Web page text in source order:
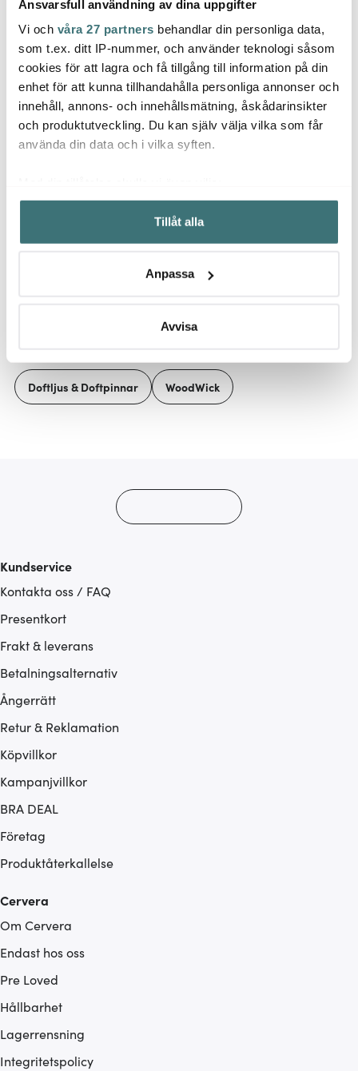
Ansvarsfull användning av dina uppgifter
Vi och våra 27 partners behandlar din personliga data,
som t.ex. ditt IP-nummer, och använder teknologi såsom
cookies för att lagra och få tillgång till information på din
enhet för att kunna tillhandahålla personliga annonser och
innehåll, annons- och innehållsmätning, åskådarinsikter
och produktutveckling. Du kan själv välja vilka som får
använda din data och i vilka syften.
Samla in information om din geografiska plats som
kan ha en noggrannhet på upp till flera meter
Identifiera din enhet genom att aktivt skanna den för
Ta reda på mer om hur dina personliga uppgifter
Du kan ändra eller dra tillbaka ditt samtycke när som
Vi använder cookies för att innehållet och annonserna
ska anpassas efter det som vi tror att du tycker om. Det
Tillåt alla
Anpassa
Avvisa
Woodwick
Ellipse doftljus white
teak
499 kr
Få i lager
Global
Global Knivblock för 9
knivar och skärpstål
Rostfri
1549 kr
I lager
Låt dig inspireras av våra kunder
Doftljus & Doftpinnar WoodWick
Kundservice
Kontakta oss / FAQ
Presentkort
Frakt & leverans
Betalningsalternativ
Ångerrätt
Retur & Reklamation
Köpvillkor
Kampanjvillkor
BRA DEAL
Företag
Produktåterkallelse
Cervera
Om Cervera
Endast hos oss
Pre Loved
Hållbarhet
Lagerrensning
Integritetspolicy